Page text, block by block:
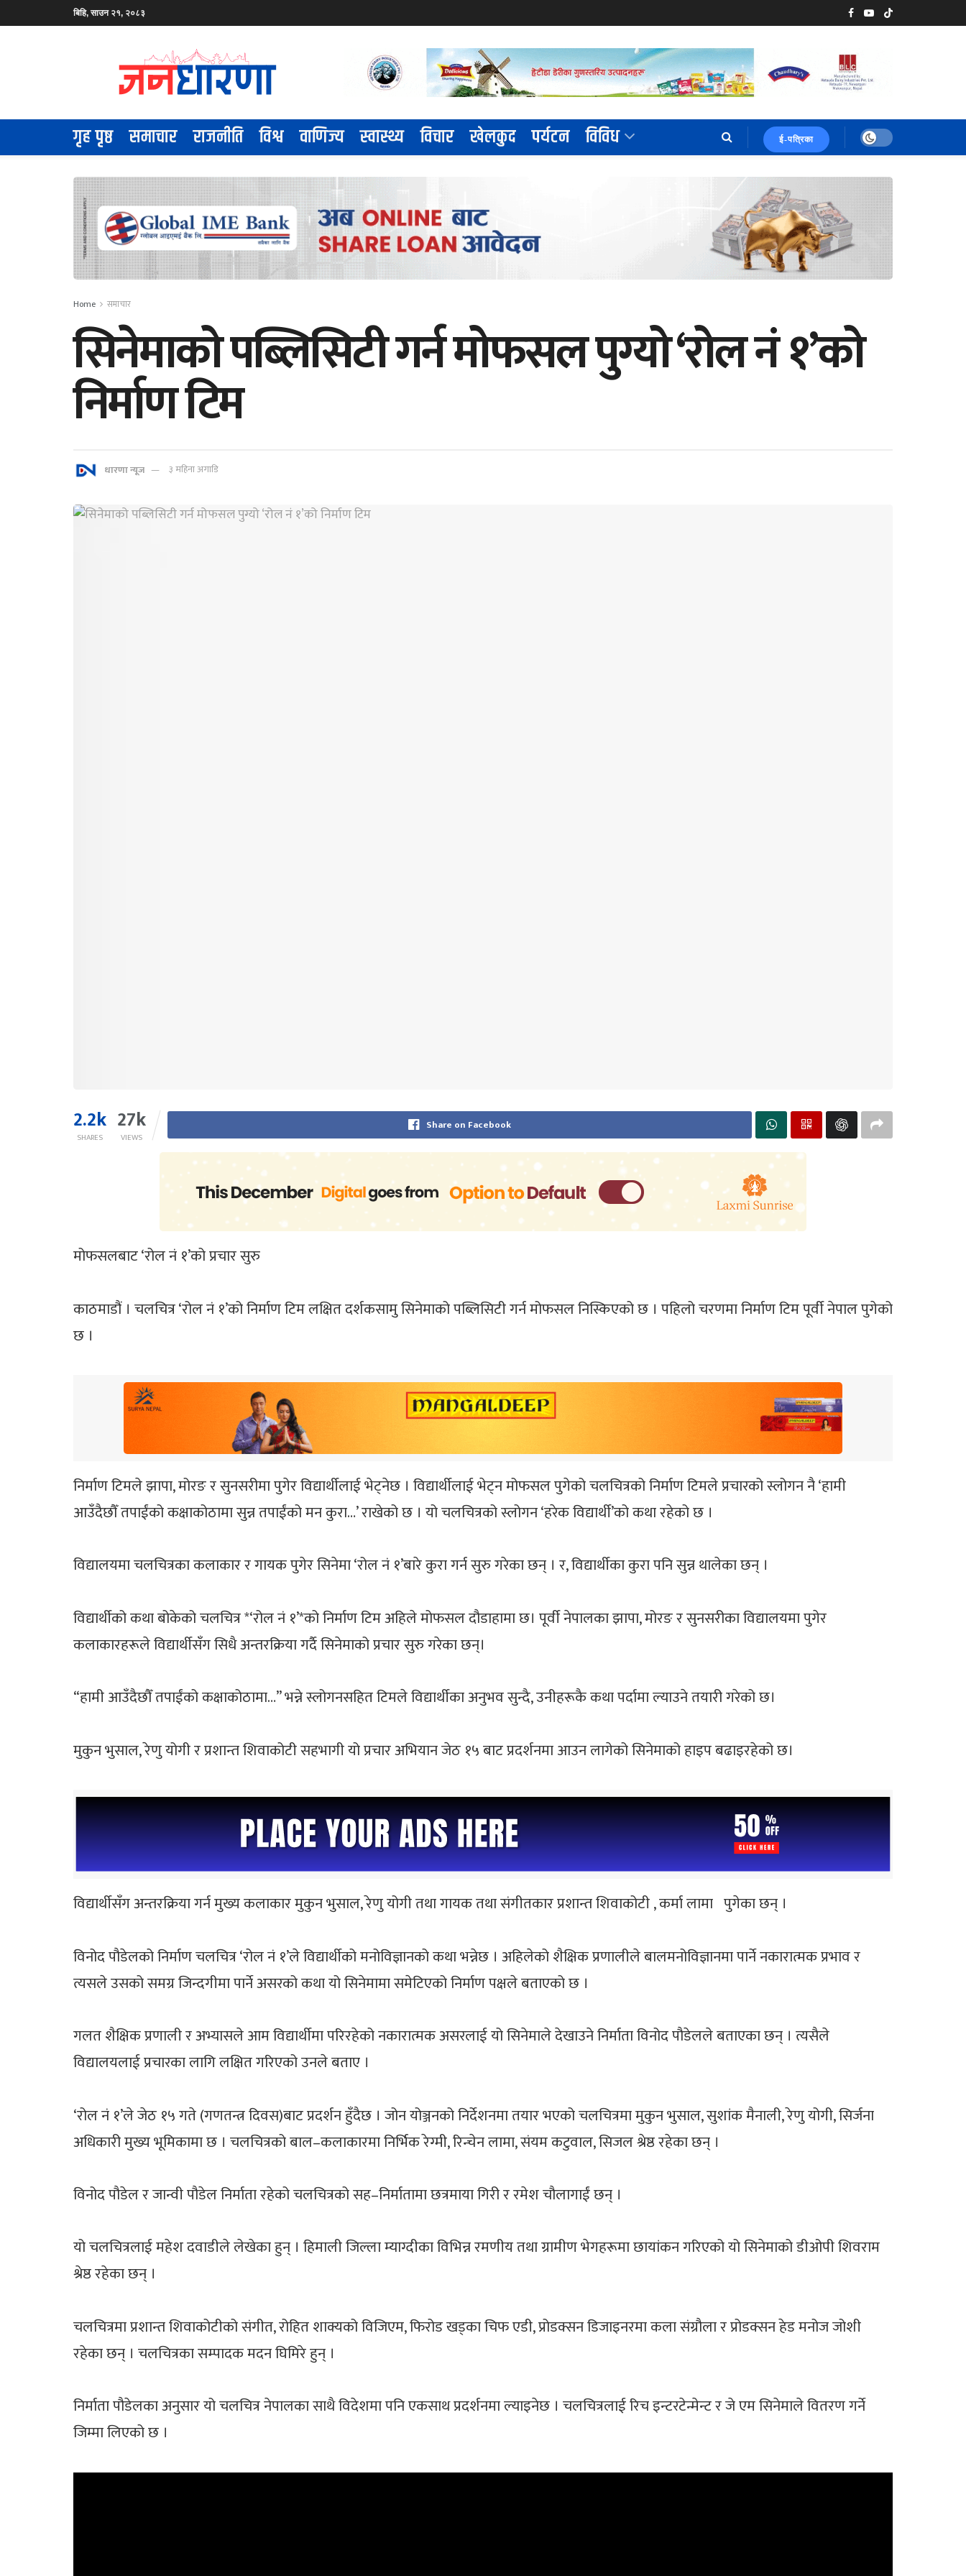
बिहि, साउन २१, २०८३
गृह पृष्ठ समाचार राजनीति विश्व वाणिज्य स्वास्थ्य विचार खेलकुद पर्यटन विविध ई-पत्रिका
Home समाचार
सिनेमाको पब्लिसिटी गर्न मोफसल पुग्यो ‘रोल नं १’को
निर्माण टिम
धारणा न्यूज ३ महिना अगाडि
2.2k
SHARES
27k
VIEWS
Share on Facebook
मोफसलबाट ‘रोल नं १’को प्रचार सुरु
काठमाडौं । चलचित्र ‘रोल नं १’को निर्माण टिम लक्षित दर्शकसामु सिनेमाको पब्लिसिटी गर्न मोफसल निस्किएको छ । पहिलो चरणमा निर्माण टिम पूर्वी नेपाल पुगेको
छ ।
निर्माण टिमले झापा, मोरङ र सुनसरीमा पुगेर विद्यार्थीलाई भेट्नेछ । विद्यार्थीलाई भेट्न मोफसल पुगेको चलचित्रको निर्माण टिमले प्रचारको स्लोगन नै ‘हामी
आउँदैछौँ तपाईंको कक्षाकोठामा सुन्न तपाईंको मन कुरा…’ राखेको छ । यो चलचित्रको स्लोगन ‘हरेक विद्यार्थी’को कथा रहेको छ ।
विद्यालयमा चलचित्रका कलाकार र गायक पुगेर सिनेमा ‘रोल नं १’बारे कुरा गर्न सुरु गरेका छन् । र, विद्यार्थीका कुरा पनि सुन्न थालेका छन् ।
विद्यार्थीको कथा बोकेको चलचित्र *‘रोल नं १’*को निर्माण टिम अहिले मोफसल दौडाहामा छ। पूर्वी नेपालका झापा, मोरङ र सुनसरीका विद्यालयमा पुगेर
कलाकारहरूले विद्यार्थीसँग सिधै अन्तरक्रिया गर्दै सिनेमाको प्रचार सुरु गरेका छन्।
“हामी आउँदैछौँ तपाईंको कक्षाकोठामा…” भन्ने स्लोगनसहित टिमले विद्यार्थीका अनुभव सुन्दै, उनीहरूकै कथा पर्दामा ल्याउने तयारी गरेको छ।
मुकुन भुसाल, रेणु योगी र प्रशान्त शिवाकोटी सहभागी यो प्रचार अभियान जेठ १५ बाट प्रदर्शनमा आउन लागेको सिनेमाको हाइप बढाइरहेको छ।
विद्यार्थीसँग अन्तरक्रिया गर्न मुख्य कलाकार मुकुन भुसाल, रेणु योगी तथा गायक तथा संगीतकार प्रशान्त शिवाकोटी , कर्मा लामा पुगेका छन् ।
विनोद पौडेलको निर्माण चलचित्र ‘रोल नं १’ले विद्यार्थीको मनोविज्ञानको कथा भन्नेछ । अहिलेको शैक्षिक प्रणालीले बालमनोविज्ञानमा पार्ने नकारात्मक प्रभाव र
त्यसले उसको समग्र जिन्दगीमा पार्ने असरको कथा यो सिनेमामा समेटिएको निर्माण पक्षले बताएको छ ।
गलत शैक्षिक प्रणाली र अभ्यासले आम विद्यार्थीमा परिरहेको नकारात्मक असरलाई यो सिनेमाले देखाउने निर्माता विनोद पौडेलले बताएका छन् । त्यसैले
विद्यालयलाई प्रचारका लागि लक्षित गरिएको उनले बताए ।
‘रोल नं १’ले जेठ १५ गते (गणतन्त्र दिवस)बाट प्रदर्शन हुँदैछ । जोन योञ्जनको निर्देशनमा तयार भएको चलचित्रमा मुकुन भुसाल, सुशांक मैनाली, रेणु योगी, सिर्जना
अधिकारी मुख्य भूमिकामा छ । चलचित्रको बाल–कलाकारमा निर्भिक रेग्मी, रिन्चेन लामा, संयम कटुवाल, सिजल श्रेष्ठ रहेका छन् ।
विनोद पौडेल र जान्वी पौडेल निर्माता रहेको चलचित्रको सह–निर्मातामा छत्रमाया गिरी र रमेश चौलागाईं छन् ।
यो चलचित्रलाई महेश दवाडीले लेखेका हुन् । हिमाली जिल्ला म्याग्दीका विभिन्न रमणीय तथा ग्रामीण भेगहरूमा छायांकन गरिएको यो सिनेमाको डीओपी शिवराम
श्रेष्ठ रहेका छन् ।
चलचित्रमा प्रशान्त शिवाकोटीको संगीत, रोहित शाक्यको विजिएम, फिरोड खड्का चिफ एडी, प्रोडक्सन डिजाइनरमा कला संग्रौला र प्रोडक्सन हेड मनोज जोशी
रहेका छन् । चलचित्रका सम्पादक मदन घिमिरे हुन् ।
निर्माता पौडेलका अनुसार यो चलचित्र नेपालका साथै विदेशमा पनि एकसाथ प्रदर्शनमा ल्याइनेछ । चलचित्रलाई रिच इन्टरटेन्मेन्ट र जे एम सिनेमाले वितरण गर्ने
जिम्मा लिएको छ ।